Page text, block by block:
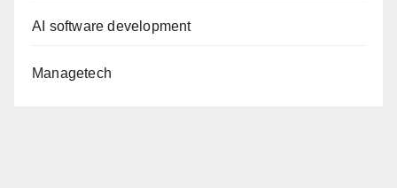
AI software development
Managetech